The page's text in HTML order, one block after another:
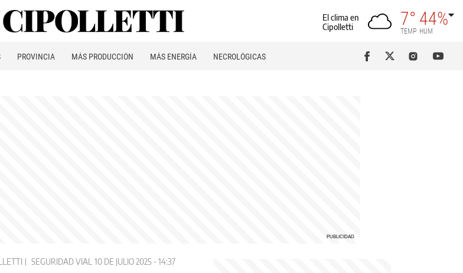
El clima en
Cipolletti
7°
TEMP
44%
HUM
PROVINCIA MÁS PRODUCCIÓN MÁS ENERGÍA NECROLÓGICAS
SEGURIDAD VIAL 10 DE JULIO 2025 - 14:37